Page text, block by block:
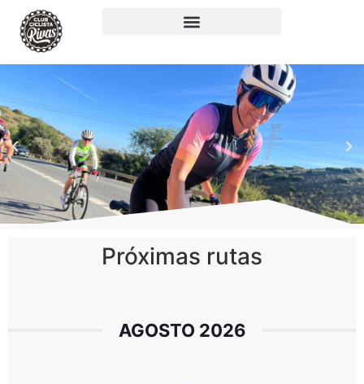
Próximas rutas
AGOSTO 2026